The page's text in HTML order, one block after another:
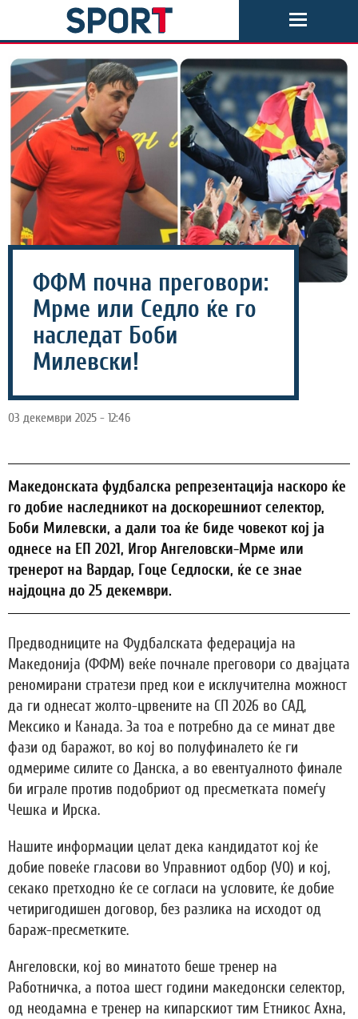
ФФМ почна преговори:
Мрме или Седло ќе го
наследат Боби
Милевски!
03 декември 2025 - 12:46
Македонската фудбалска репрезентација наскоро ќе
го добие наследникот на доскорешниот селектор,
Боби Милевски, а дали тоа ќе биде човекот кој ја
однесе на ЕП 2021, Игор Ангеловски-Мрме или
тренерот на Вардар, Гоце Седлоски, ќе се знае
најдоцна до 25 декември.
Предводниците на Фудбалската федерација на
Македонија (ФФМ) веќе почнале преговори со двајцата
реномирани стратези пред кои е исклучителна можност
да ги однесат жолто-црвените на СП 2026 во САД,
Мексико и Канада. За тоа е потребно да се минат две
фази од баражот, во кој во полуфиналето ќе ги
одмериме силите со Данска, а во евентуалното финале
би играле против подобриот од пресметката помеѓу
Чешка и Ирска.
Нашите информации целат дека кандидатот кој ќе
добие повеќе гласови во Управниот одбор (УО) и кој,
секако претходно ќе се согласи на условите, ќе добие
четиригодишен договор, без разлика на исходот од
бараж-пресметките.
Ангеловски, кој во минатото беше тренер на
Работничка, а потоа шест години македонски селектор,
од неодамна е тренер на кипарскиот тим Етникос Ахна,